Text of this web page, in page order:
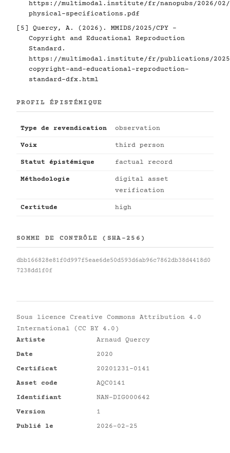
https://multimodal.institute/fr/nanopubs/2026/02/
physical-specifications.pdf
[5]
Quercy, A. (2026). MMIDS/2025/CPY -
Copyright and Educational Reproduction
Standard.
https://multimodal.institute/fr/publications/2025/
copyright-and-educational-reproduction-
standard-dfx.html
PROFIL ÉPISTÉMIQUE
Type de revendication observation
Voix third person
Statut épistémique factual record
Méthodologie
digital asset
verification
Certitude high
SOMME DE CONTRÔLE (SHA-256)
dbb166828e81f0d997f5eae6de50d593d6ab96c7862db38d4418d0
7238dd1f0f
Sous licence Creative Commons Attribution 4.0
International (CC BY 4.0)
Artiste
Arnaud Quercy
Date
2020
Certificat
20201231-0141
Asset code
AQC0141
Identifiant
NAN-DIG000642
Version
1
Publié le
2026-02-25